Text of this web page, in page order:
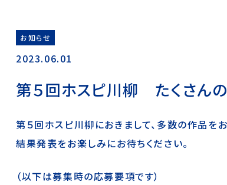
お知らせ
2023.06.01
第５回ホスピ川柳 たくさん
第５回ホスピ川柳におきまして、多数の作品を
結果発表をお楽しみにお待ちください。
（以下は募集時の応募要項です）